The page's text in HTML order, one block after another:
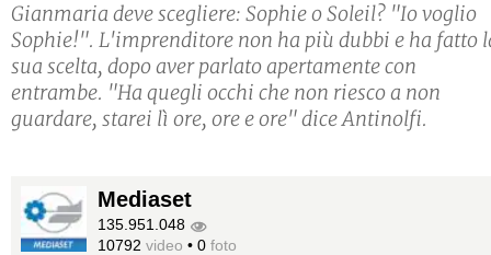
Gianmaria deve scegliere: Sophie o Soleil? "Io voglio
Sophie!". L'imprenditore non ha più dubbi e ha fatto
sua scelta, dopo aver parlato apertamente con
entrambe. "Ha quegli occhi che non riesco a non
guardare, starei lì ore, ore e ore" dice Antinolfi.
Mediaset
135.951.048
10792 video • 0 foto